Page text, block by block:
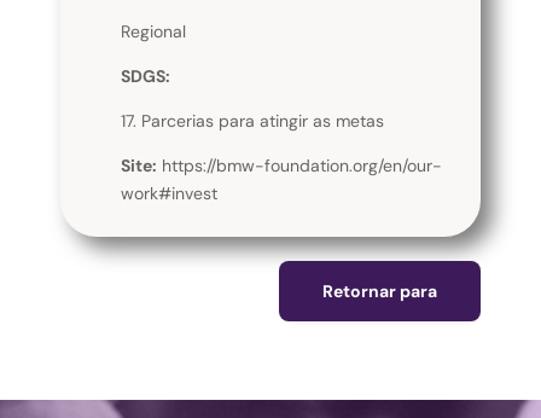
Regional
SDGS:
17. Parcerias para atingir as metas
Site: https://bmw-foundation.org/en/our-
work#invest
Retornar para